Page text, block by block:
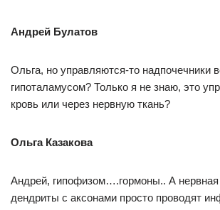
Андрей Булатов
Ольга, но управляются-то надпочечники
гипоталамусом? Только я не знаю, это
кровь или через нервную ткань?
Ольга Казакова
Андрей, гипофизом….гормоны.. А нервная
дендриты с аксонами просто проводят